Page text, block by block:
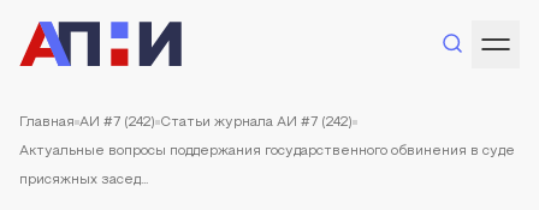
Главная АИ #7 (242) Статьи журнала АИ #7 (242)
Актуальные вопросы поддержания государственного обвинения в суде
присяжных засед...